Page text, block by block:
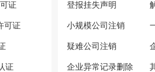
证
可证
证
登报挂失声明
小规模公司注销
疑难公司注销
企业异常记录删除